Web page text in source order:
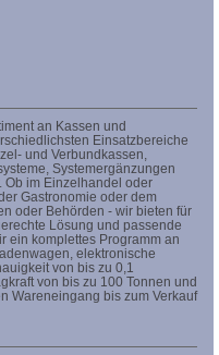
an Kassen und
Einsatzbereiche
und Verbundkassen,
Systemergänzungen
Ob im Einzelhandel oder
Gastronomie oder dem
oder Behörden - wir bieten für
Lösung und passende
ein komplettes Programm an
elektronische
von bis zu 0,1
von bis zu 100 Tonnen und
Wareneingang bis zum Verkauf